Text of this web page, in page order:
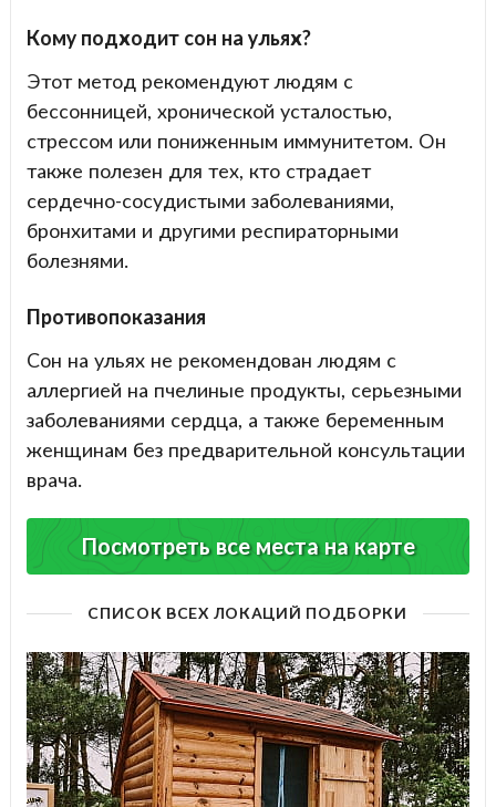
Кому подходит сон на ульях?
Этот метод рекомендуют людям с
бессонницей, хронической усталостью,
стрессом или пониженным иммунитетом. Он
также полезен для тех, кто страдает
сердечно-сосудистыми заболеваниями,
бронхитами и другими респираторными
болезнями.
Противопоказания
Сон на ульях не рекомендован людям с
аллергией на пчелиные продукты, серьезными
заболеваниями сердца, а также беременным
женщинам без предварительной консультации
врача.
Посмотреть все места на карте
СПИСОК ВСЕХ ЛОКАЦИЙ ПОДБОРКИ